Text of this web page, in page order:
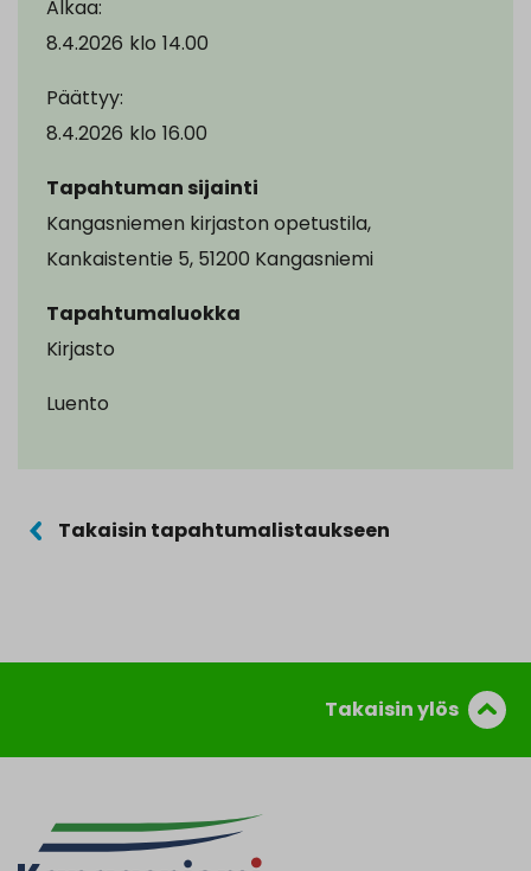
Alkaa:
8.4.2026 klo 14.00
Päättyy:
8.4.2026 klo 16.00
Tapahtuman sijainti
Kangasniemen kirjaston opetustila,
Kankaistentie 5, 51200 Kangasniemi
Tapahtumaluokka
Kirjasto
Luento
Takaisin tapahtumalistaukseen
Takaisin ylös